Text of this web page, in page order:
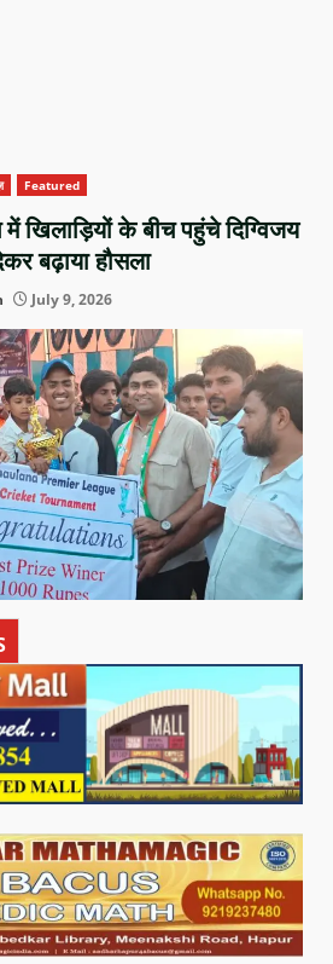
Featured
में खिलाड़ियों के बीच पहुंचे दिग्विजय
बढ़ाया हौसला
July 9, 2026